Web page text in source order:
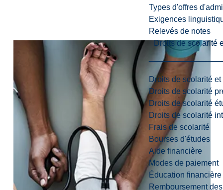
Types d'offres
Exigences
Relevés de notes
Droits de scolarité
Droits de scolarité
Droits de scolarité
Droits de scolarité
Droits de scolarité
Frais de scolarité
Bourses d'études
Aide financière
Modes de paiement
Éducation financière
Remboursement